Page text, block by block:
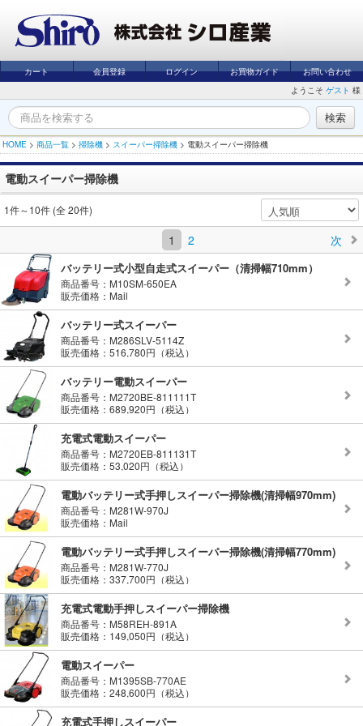
カート 会員登録 ログイン お買物ガイド
お問い合わせ
ようこそ ゲスト 様
HOME > 商品一覧 > 掃除機 > スイーパー掃除機 > 電動スイーパー掃除機
電動スイーパー掃除機
1件～10件 (全 20件)
1 2 次
バッテリー式小型自走式スイーパー（清掃幅710mm）
商品番号：M10SM-650EA
販売価格：Mail
バッテリー式スイーパー
商品番号：M286SLV-5114Z
販売価格：516,780円（税込）
バッテリー電動スイーパー
商品番号：M2720BE-811111T
販売価格：689,920円（税込）
充電式電動スイーパー
商品番号：M2720EB-811131T
販売価格：53,020円（税込）
電動バッテリー式手押しスイーパー掃除機(清掃幅970mm)
商品番号：M281W-970J
販売価格：Mail
電動バッテリー式手押しスイーパー掃除機(清掃幅770mm)
商品番号：M281W-770J
販売価格：337,700円（税込）
充電式電動手押しスイーパー掃除機
商品番号：M58REH-891A
販売価格：149,050円（税込）
電動スイーパー
商品番号：M1395SB-770AE
販売価格：248,600円（税込）
充電式手押しスイーパー